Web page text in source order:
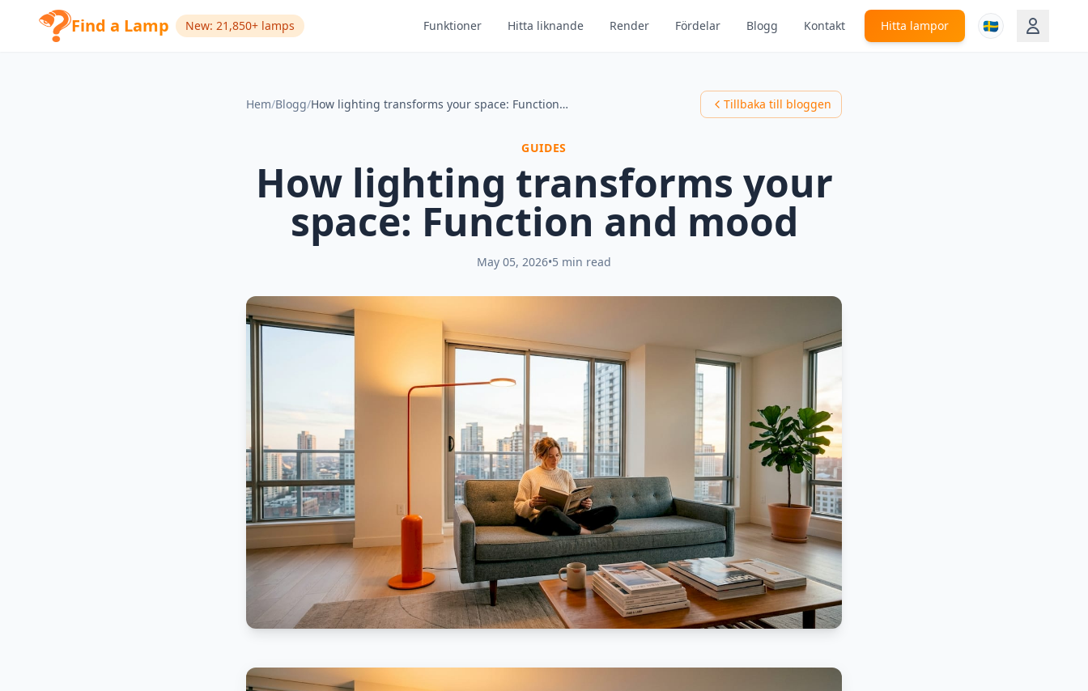
Find a Lamp New: 21,850+ lamps Funktioner Hitta liknande Render Fördelar Blogg Kontakt Hitta lampor 🇸🇪
Hem/Blogg/ How lighting transforms your space: Function and mood Tillbaka till bloggen
GUIDES
How lighting transforms your
space: Function and mood
May 05, 2026•5 min read